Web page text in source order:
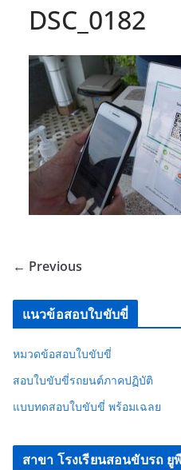
DSC_0182
← Previous
แนวข้อสอบใบขับขี่
หมวดข้อสอบใบขับขี่
สอบใบขับขี่รถยนต์ภาคปฏิบัติ
แบบทดสอบใบขับขี่ พร้อมเฉลย
สาขา โรงเรียนสอนขับรถ ยู